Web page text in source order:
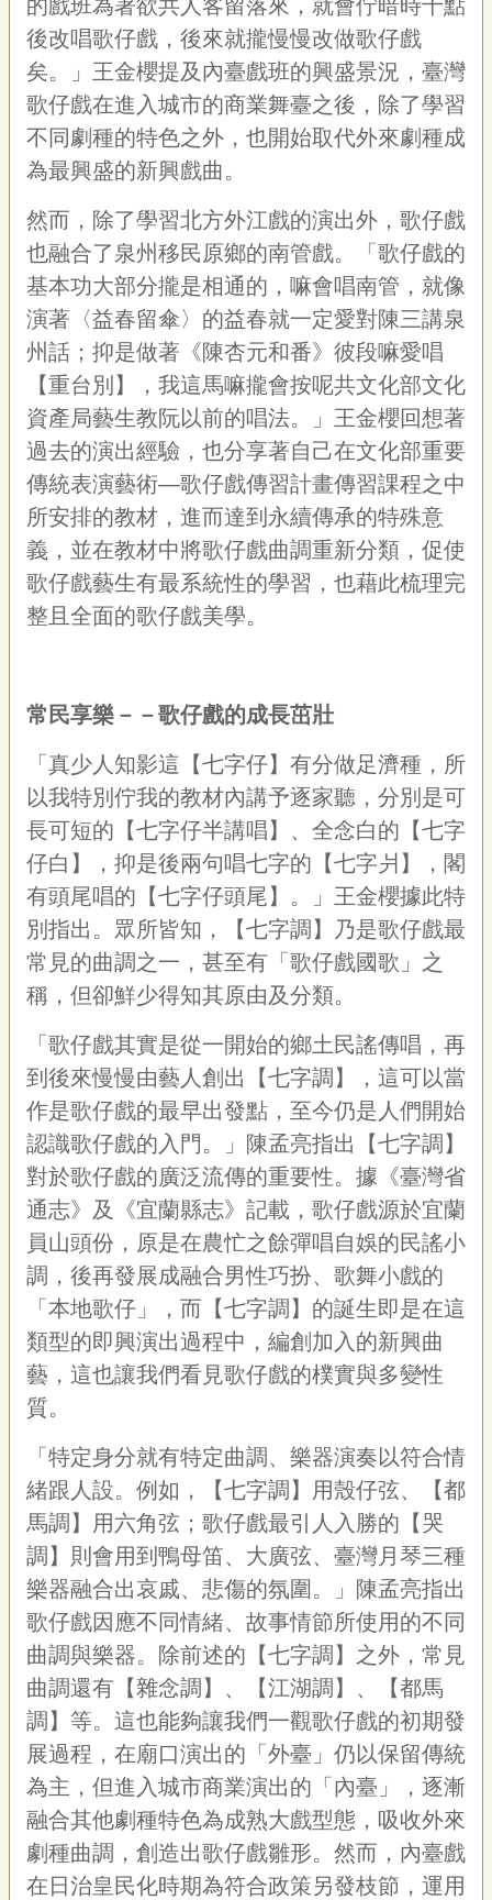
的戲班為著欲共人客留落來，就會佇暗時十點
後改唱歌仔戲，後來就攏慢慢改做歌仔戲
矣。」王金櫻提及內臺戲班的興盛景況，臺灣
歌仔戲在進入城市的商業舞臺之後，除了學習
不同劇種的特色之外，也開始取代外來劇種成
為最興盛的新興戲曲。
然而，除了學習北方外江戲的演出外，歌仔戲
也融合了泉州移民原鄉的南管戲。「歌仔戲的
基本功大部分攏是相通的，嘛會唱南管，就像
演著〈益春留傘〉的益春就一定愛對陳三講泉
州話；抑是做著《陳杏元和番》彼段嘛愛唱
【重台別】，我這馬嘛攏會按呢共文化部文化
資產局藝生教阮以前的唱法。」王金櫻回想著
過去的演出經驗，也分享著自己在文化部重要
傳統表演藝術—歌仔戲傳習計畫傳習課程之中
所安排的教材，進而達到永續傳承的特殊意
義，並在教材中將歌仔戲曲調重新分類，促使
歌仔戲藝生有最系統性的學習，也藉此梳理完
整且全面的歌仔戲美學。
常民享樂－－歌仔戲的成長茁壯
「真少人知影這【七字仔】有分做足濟種，所
以我特別佇我的教材內講予逐家聽，分別是可
長可短的【七字仔半講唱】、全念白的【七字
仔白】，抑是後兩句唱七字的【七字爿】，閣
有頭尾唱的【七字仔頭尾】。」王金櫻據此特
別指出。眾所皆知，【七字調】乃是歌仔戲最
常見的曲調之一，甚至有「歌仔戲國歌」之
稱，但卻鮮少得知其原由及分類。
「歌仔戲其實是從一開始的鄉土民謠傳唱，再
到後來慢慢由藝人創出【七字調】，這可以當
作是歌仔戲的最早出發點，至今仍是人們開始
認識歌仔戲的入門。」陳孟亮指出【七字調】
對於歌仔戲的廣泛流傳的重要性。據《臺灣省
通志》及《宜蘭縣志》記載，歌仔戲源於宜蘭
員山頭份，原是在農忙之餘彈唱自娛的民謠小
調，後再發展成融合男性巧扮、歌舞小戲的
「本地歌仔」，而【七字調】的誕生即是在這
類型的即興演出過程中，編創加入的新興曲
藝，這也讓我們看見歌仔戲的樸實與多變性
質。
「特定身分就有特定曲調、樂器演奏以符合情
緒跟人設。例如，【七字調】用殼仔弦、【都
馬調】用六角弦；歌仔戲最引人入勝的【哭
調】則會用到鴨母笛、大廣弦、臺灣月琴三種
樂器融合出哀戚、悲傷的氛圍。」陳孟亮指出
歌仔戲因應不同情緒、故事情節所使用的不同
曲調與樂器。除前述的【七字調】之外，常見
曲調還有【雜念調】、【江湖調】、【都馬
調】等。這也能夠讓我們一觀歌仔戲的初期發
展過程，在廟口演出的「外臺」仍以保留傳統
為主，但進入城市商業演出的「內臺」，逐漸
融合其他劇種特色為成熟大戲型態，吸收外來
劇種曲調，創造出歌仔戲雛形。然而，內臺戲
在日治皇民化時期為符合政策另發枝節，運用